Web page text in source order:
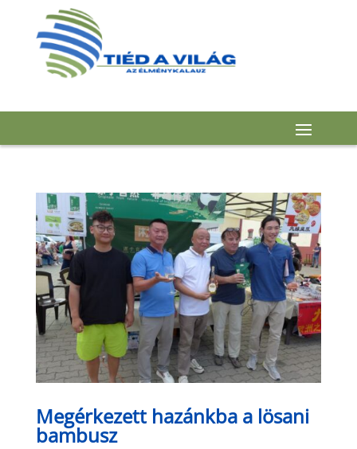
Megérkezett hazánkba a lösani
bambusz